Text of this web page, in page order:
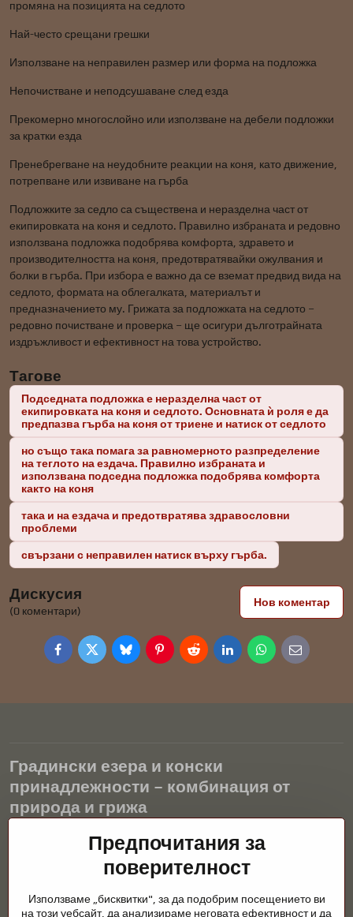
промяна на позицията на седлото
Най-често срещани грешки
Използване на неправилен размер или форма на подложка
Непочистване и неподсушаване след езда
Прекомерно многослойно или използване на дебели подложки
за кратки езда
Пренебрегване на неудобните реакции на коня, като движение,
потрепване или извиване на гърба
Подложките за седло са съществена и неразделна част от
екипировката на коня и седлото. Правилно избраната и редовно
използвана подложка подобрява комфорта, здравето и
производителността на коня, предотвратявайки ожулвания и
болки в гърба. При избора е важно да се вземат предвид вида на
седлото, формата на облегалката, материалът и
предназначението му. Грижата за подложката на седлото –
редовно почистване и проверка – ще осигури дълготрайната
издръжливост и ефективност на това устройство.
Тагове
Подседната подложка е неразделна част от
екипировката на коня и седлото. Основната ѝ роля е да
предпазва гърба на коня от триене и натиск от седлото
но също така помага за равномерното разпределение
на теглото на ездача. Правилно избраната и
използвана подседна подложка подобрява комфорта
както на коня
така и на ездача и предотвратява здравословни
проблеми
свързани с неправилен натиск върху гърба.
Дискусия
(0 коментари)
Нов коментар
FacebookTwitterBlueskyPinterestRedditLinkedInWhatsApp
E-
mail
Градински езера и конски
принадлежности – комбинация от
природа и грижа
Градинските езера са красиво допълнение към всеки екстериор
и създават хармонична среда за релаксация и живот на водните
животни. Правилната технология, филтрацията и редовната
през цялата година. Също толкова важна е грижата за
Предпочитания за
поверителност
Използваме „бисквитки", за да подобрим посещението ви
на този уебсайт, да анализираме неговата ефективност и да